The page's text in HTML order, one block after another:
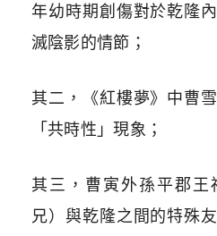
年幼時期創傷對於乾隆
滅陰影的情節；
其二，《紅樓夢》中曹
「共時性」現象；
其三，曹寅外孫平郡王
兄）與乾隆之間的特殊